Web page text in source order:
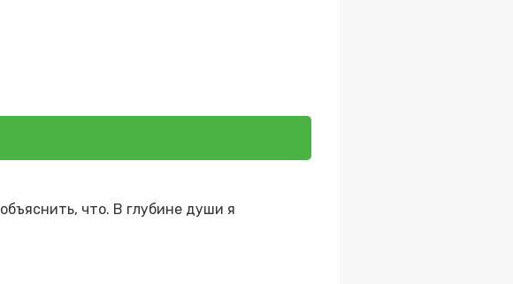
что. В глубине души я